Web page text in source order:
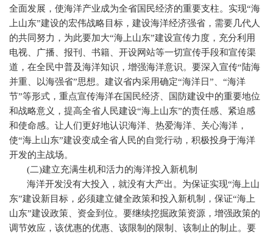
全面发展，使海洋产业成为全省国民经济的重要支柱。实现“海
上山东”建设的宏伟战略目标，建设海洋经济强省，需要几代人
的共同努力，为此要加大“海上山东”建设宣传力度，充分利用
电视、广播、报刊、书籍、开设网站等一切宣传手段和宣传渠
道，在全民中普及海洋知识，增强海洋意识。要深入宣传“陆海
并重、以海强省”思想。建议省内采用确定“海洋日”、“海洋
节”等形式，重点宣传海洋在国民经济、国防建设中的重要地位
和战略意义，提高全省人民建设“海上山东”的责任感、紧迫感
和使命感。让人们更好地认识海洋、热爱海洋、关心海洋，
使“海上山东”建设变成全省人民的自觉行动，积极投身于海洋
开发的主战场。
(二)建立充满生机和活力的海洋投入新机制
海洋开发没有大投入，就没有大产出。为保证实现“海上山
东”建设新目标，必须建立健全政策和投入新机制，保证“海上
山东”建设政策、资金到位。要继续挖掘政策资源，增强政策的
调节效应，该优惠的优惠、该限制的限制、该制止的制止。要